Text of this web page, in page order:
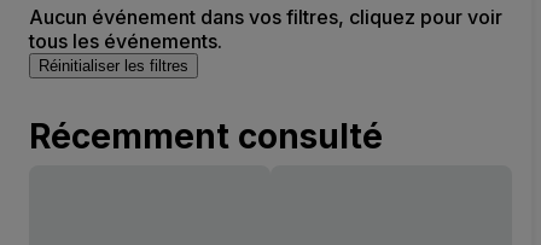
Aucun événement dans vos filtres, cliquez pour voir
tous les événements.
Réinitialiser les filtres
Récemment consulté